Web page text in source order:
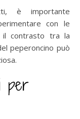
è importante
con le
il contrasto tra la
peperoncino può
per